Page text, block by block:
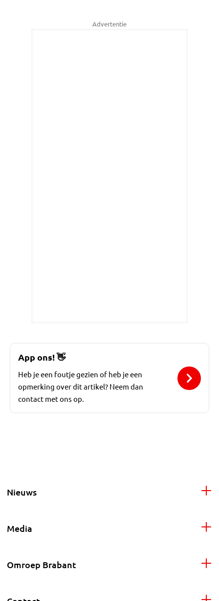
Advertentie
App ons!👋
Heb je een foutje gezien of heb je een
opmerking over dit artikel? Neem dan
contact met ons op.
Nieuws
Media
Omroep Brabant